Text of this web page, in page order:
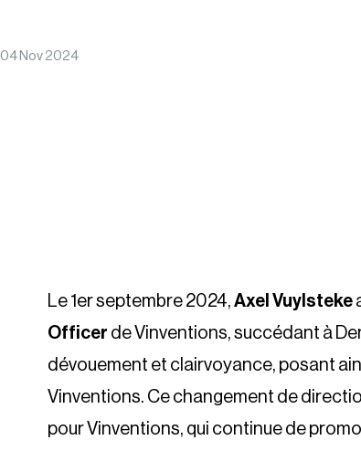
04 Nov 2024
Le 1er septembre 2024,Axel Vuylsteke
Officer de Vinventions, succédant à
dévouement et clairvoyance, posant
Vinventions. Ce changement de
pour Vinventions, qui continue de